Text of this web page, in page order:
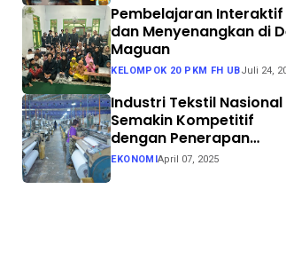
Pembelajaran Interaktif
dan Menyenangkan di
Maguan
KELOMPOK 20 PKM FH UBJuli 24,
Industri Tekstil Nasional
Semakin Kompetitif
dengan Penerapan
Teknologi Air Jet Loom
EKONOMIApril 07, 2025